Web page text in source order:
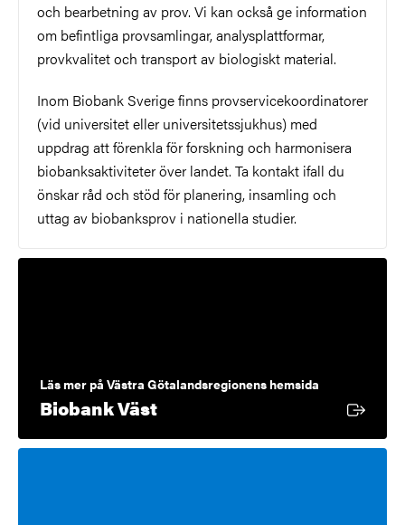
och bearbetning av prov. Vi kan också ge information
om befintliga provsamlingar, analysplattformar,
provkvalitet och transport av biologiskt material.
Inom Biobank Sverige finns provservicekoordinatorer
(vid universitet eller universitetssjukhus) med
uppdrag att förenkla för forskning och harmonisera
biobanksaktiviteter över landet. Ta kontakt ifall du
önskar råd och stöd för planering, insamling och
uttag av biobanksprov i nationella studier.
Läs mer på Västra Götalandsregionens hemsida
Biobank VästExtern länk